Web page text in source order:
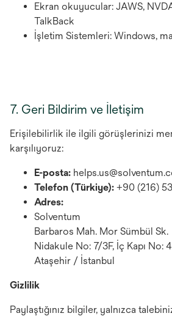
Ekran okuyucular: JAWS,
TalkBack
İşletim Sistemleri: Windows,
7. Geri Bildirim ve İletişim
Erişilebilirlik ile ilgili görüşlerinizi
karşılıyoruz:
E-posta:
Telefon (Türkiye): +90 (216)
Adres:
Solventum
Barbaros Mah. Mor Sümbül Sk.
Nidakule No: 7/3F, İç Kapı No:
Ataşehir / İstanbul
Gizlilik
Paylaştığınız bilgiler, yalnızca